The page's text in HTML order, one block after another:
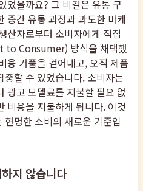
었을까요? 그 비결은 유통 구
중간 유통 과정과 과도한 마케
산자로부터 소비자에게 직접
to Consumer) 방식을 채택했
용 거품을 걷어내고, 오직 제품
할 수 있었습니다. 소비자는
광고 모델료를 지불할 필요 없
비용을 지불하게 됩니다. 이것
현명한 소비의 새로운 기준입
지 않습니다